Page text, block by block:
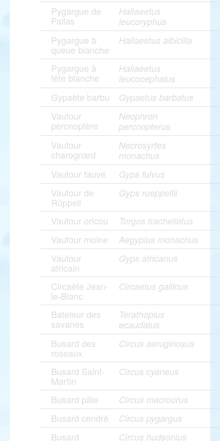
Pygargue de
Pallas
Haliaeetus
leucoryphus
Pygargue à
queue blanche
Haliaeetus albicilla
Pygargue à
tête blanche
Haliaeetus
leucocephalus
Gypaète barbu Gypaetus barbatus
Vautour
percnoptère
Neophron
percnopterus
Vautour
charognard
Necrosyrtes
monachus
Vautour fauve Gyps fulvus
Vautour de
Rüppell
Gyps rueppellii
Vautour oricou Torgos tracheliotus
Vautour moine Aegypius monachus
Vautour
africain
Gyps africanus
Circaète Jean-
le-Blanc
Circaetus gallicus
Bateleur des
savanes
Terathopius
ecaudatus
Busard des
roseaux
Circus aeruginosus
Busard Saint-
Martin
Circus cyaneus
Busard pâle Circus macrourus
Busard cendré Circus pygargus
Busard Circus hudsonius